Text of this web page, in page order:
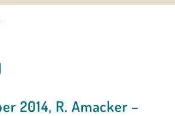
2014, R. Amacker –